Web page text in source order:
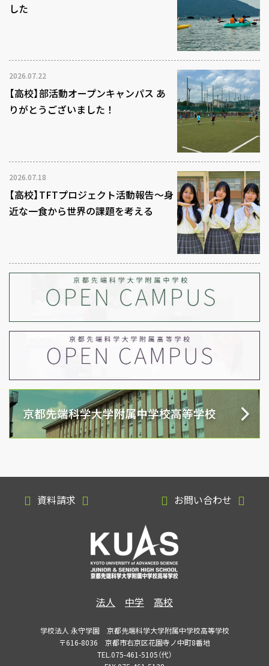
した
2026.07.22
【高校】部活動オープンキャンパス あ
りがとうございました！
2026.07.18
【高校】TFTプロジェクト活動報告～身
近な一食から世界の課題を考える
資料請求 お問い合わせ
法人 中学 高校
学校法人 永守学園 京都先端科学大学附属中学校高等学校
〒616-8036 京都市右京区花園寺ノ中町8番地
TEL.075-461-5105（代）